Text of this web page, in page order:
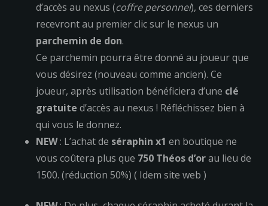
d’accès au nexus (coffre personnel), ces derniers
recevront au premier clic sur le nexus un
parchemin de don.
Ce parchemin pourra être donné au joueur que
vous désirez (nouveau comme ancien). Ce
joueur, après utilisation bénéficiera d’une clé
gratuite d’accès au nexus ! Réfléchissez bien à
qui vous le donnez.
NEW: L’achat de séraphin x1 en boutique ne
vous coûtera plus que 750 Théos d’orau lieu de
1500. (réduction 50%) ( Idem site web )